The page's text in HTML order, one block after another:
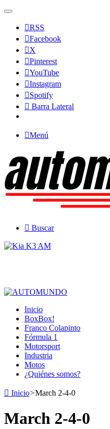
RSS
Facebook
X
Pinterest
YouTube
Instagram
Spotify
Barra Lateral
Menú
Buscar
Inicio
BoxBox!
Franco Colapinto
Fórmula 1
Motorsport
Industria
Motos
¿Quiénes somos?
Inicio>March 2-4-0
March 2-4-0